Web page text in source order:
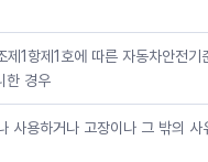
1항제1호에 따른 자동차안전기
한 경우
사용하거나 고장이나 그 밖의 사